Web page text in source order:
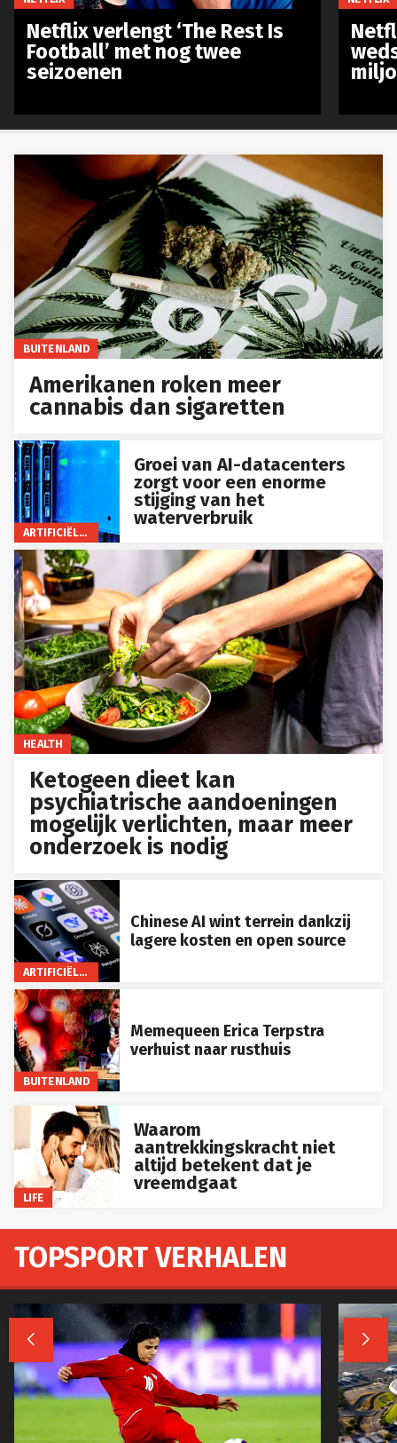
BUITENLAND
Amerikanen roken meer
cannabis dan sigaretten
ARTIFICIËLE INTELLIGENTIE
Groei van AI-datacenters
zorgt voor een enorme
stijging van het
waterverbruik
HEALTH
Ketogeen dieet kan
psychiatrische aandoeningen
mogelijk verlichten, maar meer
onderzoek is nodig
ARTIFICIËLE INTELLIGENTIE
Chinese AI wint terrein dankzij
lagere kosten en open source
BUITENLAND
Memequeen Erica Terpstra
verhuist naar rusthuis
LIFE
Waarom
aantrekkingskracht niet
altijd betekent dat je
vreemdgaat
Netflix verlengt ‘The Rest Is
Football’ met nog twee
seizoenen
TOPSPORT VERHALEN
 